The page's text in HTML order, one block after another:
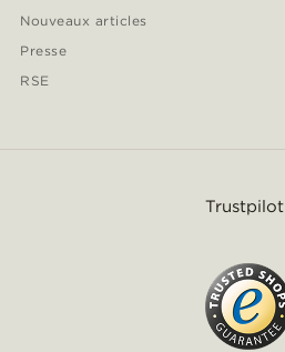
Nouveaux articles
Presse
RSE
Trustpilot